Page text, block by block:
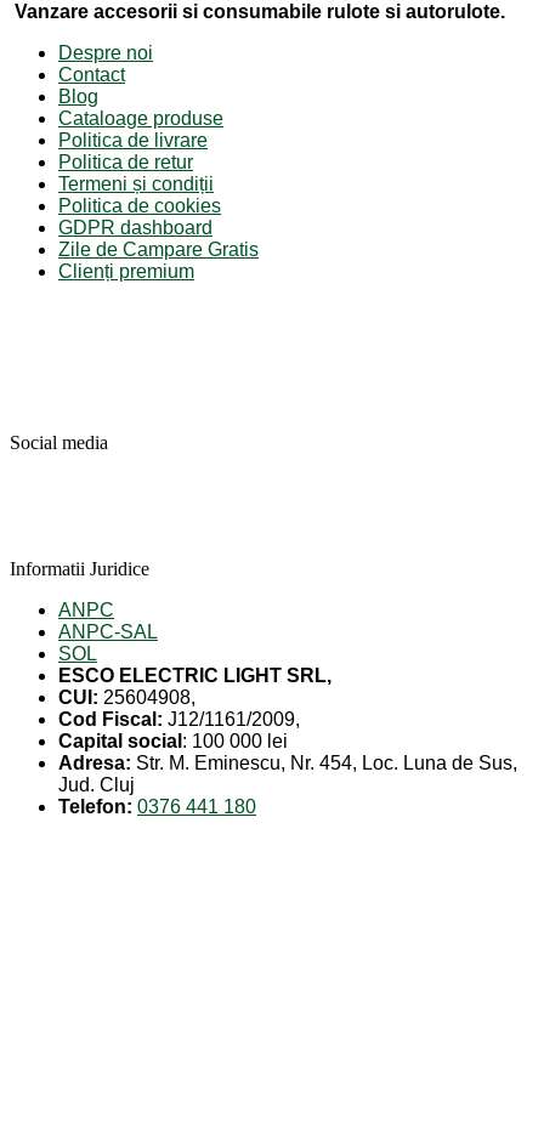
Vanzare accesorii si consumabile rulote si autorulote.
Despre noi
Contact
Blog
Cataloage produse
Politica de livrare
Politica de retur
Termeni și condiții
Politica de cookies
GDPR dashboard
Zile de Campare Gratis
Clienți premium
Social media
Informatii Juridice
ANPC
ANPC-SAL
SOL
ESCO ELECTRIC LIGHT SRL,
CUI: 25604908,
Cod Fiscal: J12/1161/2009,
Capital social : 100 000 lei
Adresa: Str. M. Eminescu, Nr. 454, Loc. Luna de Sus,
Jud. Cluj
Telefon: 0376 441 180